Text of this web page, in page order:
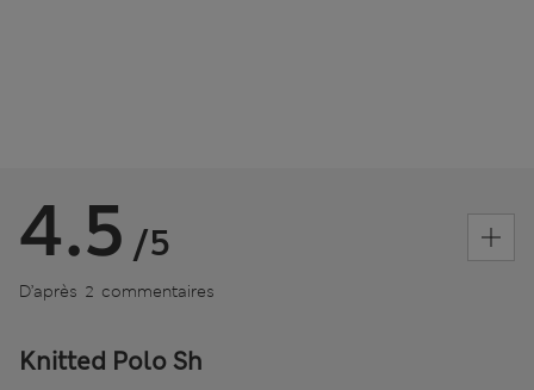
4.5 /5
D’après 2 commentaires
Knitted Polo Sh